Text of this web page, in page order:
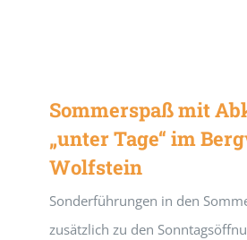
Sommerspaß mit
„unter Tage“ im
Wolfstein
Sonderführungen in den
zusätzlich zu den